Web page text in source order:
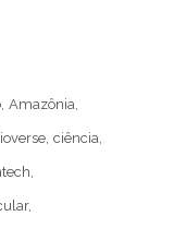
Amazônia
ciência